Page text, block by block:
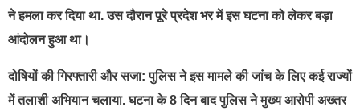
ने हमला कर दिया था. उस दौरान पूरे प्रदेश भर में इस घटना को लेकर बड़ा
आंदोलन हुआ था।
दोषियों की गिरफ्तारी और सजा: ​पुलिस ने इस मामले की जांच के लिए कई राज्यों
में तलाशी अभियान चलाया. ​घटना के 8 दिन बाद पुलिस ने मुख्य आरोपी अख्तर